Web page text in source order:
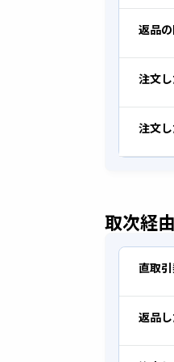
返品
注文
注文
取次経
直取
返品